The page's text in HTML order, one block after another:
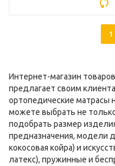
1
Интернет-магазин
предлагает своим
ортопедические матрасы
можете выбрать не
подобрать размер
предназначения, модели
кокосовая койра) и
латекс), пружинные и